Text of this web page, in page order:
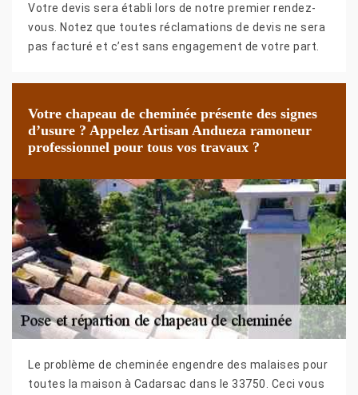
Votre devis sera établi lors de notre premier rendez-
vous. Notez que toutes réclamations de devis ne sera
pas facturé et c’est sans engagement de votre part.
Votre chapeau de cheminée présente des signes
d’usure ? Appelez Artisan Andueza ramoneur
professionnel pour tous vos travaux ?
Le problème de cheminée engendre des malaises pour
toutes la maison à Cadarsac dans le 33750. Ceci vous